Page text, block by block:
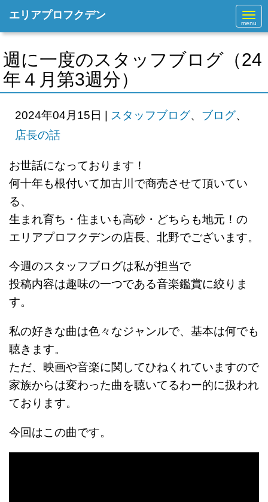
N
a
v
g
a
o
エリアプロフクデン
週に一度のスタッフブログ（24
年４月第3週分）
2024年04月15日 | スタッフブログ、 ブログ、
店長の話
お世話になっております！
何十年も根付いて加古川で商売させて頂いてい
る、
生まれ育ち・住まいも高砂・どちらも地元！の
エリアプロフクデンの店長、北野でございます。
今週のスタッフブログは私が担当で
投稿内容は趣味の一つである音楽鑑賞に絞りま
す。
私の好きな曲は色々なジャンルで、基本は何でも
聴きます。
ただ、映画や音楽に関してひねくれていますので
家族からは変わった曲を聴いてるわー的に扱われ
ております。
今回はこの曲です。